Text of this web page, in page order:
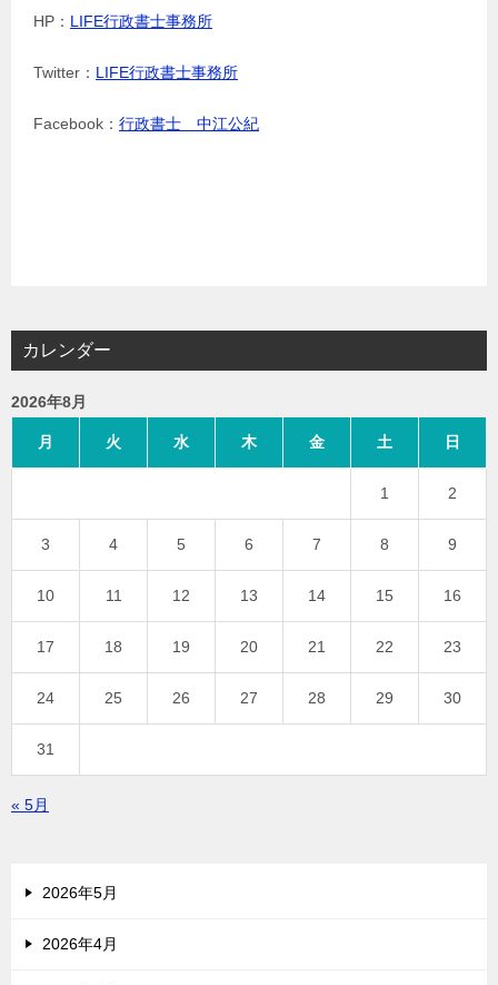
HP： LIFE行政書士事務所
Twitter： LIFE行政書士事務所
Facebook： 行政書士 中江公紀
カレンダー
2026年8月
月 火 水 木 金 土 日
1 2
3 4 5 6 7 8 9
10 11 12 13 14 15 16
17 18 19 20 21 22 23
24 25 26 27 28 29 30
31
« 5月
2026年5月
2026年4月